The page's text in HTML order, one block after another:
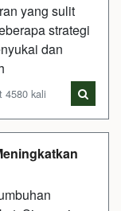
yang sulit
strategi
dan
4580 kali